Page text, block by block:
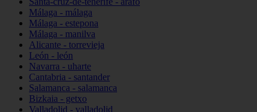
Málaga - málaga
Málaga - estepona
Málaga - manilva
Alicante - torrevieja
León - león
Navarra - uharte
Cantabria - santander
Salamanca - salamanca
Bizkaia - getxo
Valladolid - valladolid